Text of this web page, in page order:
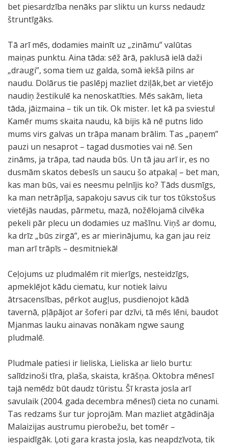
bet piesardzība nenāks par sliktu un kurss nedaudz
štruntīgāks.
Tā arī mēs, dodamies mainīt uz „zināmu” valūtas
maiņas punktu. Aina tāda: sēž ārā, paklusā ielā daži
„draugi”, soma tiem uz galda, somā iekšā pilns ar
naudu. Dolārus tie paslēpj mazliet dziļāk,bet ar vietējo
naudiņ žestikulē ka nenoskatīties. Mēs sakām, lieta
tāda, jāizmaina – tik un tik. Ok mister. Iet kā pa sviestu!
Kamēr mums skaita naudu, kā bijis kā nē putns lido
mums virs galvas un trāpa manam brālim. Tas „paņem”
pauzi un nesaprot – tagad dusmoties vai nē. Sen
zināms, ja trāpa, tad nauda būs. Un tā jau arī ir, es no
dusmām skatos debesīs un saucu šo atpakaļ – bet man,
kas man būs, vai es neesmu pelnījis ko? Tāds dusmīgs,
ka man netrāpīja, sapakoju savus cik tur tos tūkstošus
vietējās naudas, pārmetu, mazā, nožēlojamā cilvēka
pekeli pār plecu un dodamies uz mašīnu. Viņš ar domu,
ka drīz „būs zirgā”, es ar mierinājumu, ka gan jau reiz
man arī trāpīs – desmitniekā!
Ceļojums uz pludmalēm rit mierīgs, nesteidzīgs,
apmeklējot kādu ciematu, kur notiek laivu
ātrsacensības, pērkot augļus, pusdienojot kādā
tavernā, pļāpājot ar šoferi par dzīvi, tā mēs lēni, baudot
Mjanmas lauku ainavas nonākam ngwe saung
pludmalē.
Pludmale patiesi ir lieliska, Lieliska ar lielo burtu:
salīdzinoši tīra, plaša, skaista, krāšņa. Oktobra mēnesī
tajā nemēdz būt daudz tūristu. Šī krasta josla arī
savulaik (2004. gada decembra mēnesī) cieta no cunami.
Tas redzams šur tur joprojām. Man mazliet atgādināja
Malaizijas austrumu pierobežu, bet tomēr –
iespaidīgāk. Ļoti gara krasta josla, kas neapdzīvota, tik